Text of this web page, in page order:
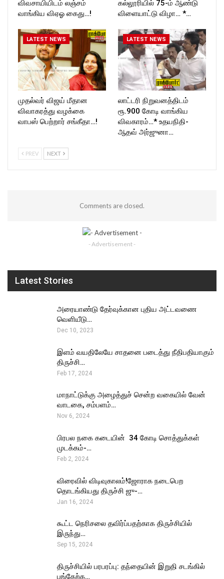
விவசாயியிடம் லஞ்சம்
வாங்கிய விஏஓ கைது…!
கல்லூரியில் 75-ம் ஆண்டு
விளையாட்டு விழா… *…
LATEST NEWS
முதல்வர் விஜய் மீதான
விவாகரத்து வழக்கை
வாபஸ் பெற்றார் சங்கீதா…!
LATEST NEWS
லாட்டரி நிறுவனத்திடம்
ரூ.900 கோடி வாங்கிய
விவகாரம்…* உதயநிதி-
ஆதவ் அர்ஜுனா…
PREV NEXT
Comments are closed.
- Advertisement -
Latest Stories
அரையாண்டு தேர்வுக்கான புதிய அட்டவணை
வெளியீடு…
Dec 10, 2023
இளம் வயதிலேயே சாதனை படைத்து நீதிபதியாகும்
திருச்சி…
Feb 17, 2024
மாநாட்டுக்கு அழைத்துச் சென்ற வகையில் வேன்
வாடகை, சம்பளம்…
Nov 6, 2024
பிரபல நகை கடையின் ₹ 34 கோடி சொத்துக்கள்
முடக்கம்-…
Feb 2, 2024
விரைவில் விடிவுகாலம்!ஜோராக நடைபெற
தொடங்கியது திருச்சி ஜு-…
Jan 16, 2024
கூட்ட நெரிசலை தவிர்ப்பதற்காக திருச்சியில்
இருந்து…
Sep 15, 2024
திருச்சியில் பரபரப்பு: தந்தையின் இறுதி சடங்கில்
பங்கேற்க…